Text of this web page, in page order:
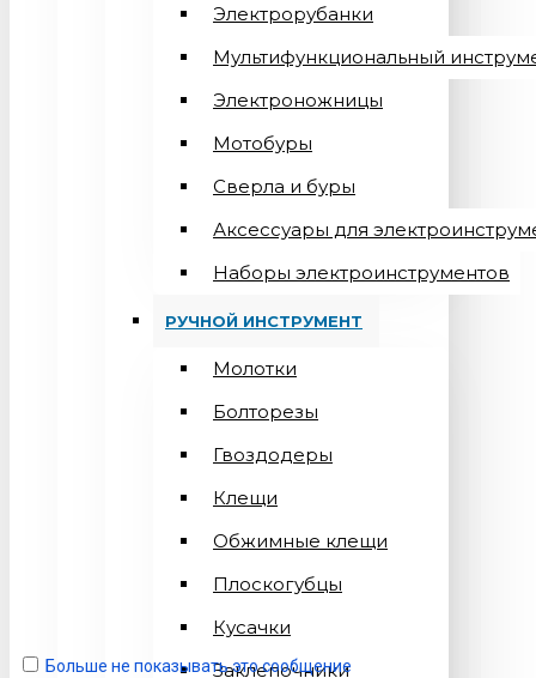
Электрорубанки
Мультифункциональный
Электроножницы
Мотобуры
Сверла и буры
Аксессуары для
Наборы электроинструментов
РУЧНОЙ ИНСТРУМЕНТ
Молотки
Болторезы
Гвоздодеры
Клещи
Обжимные клещи
Плоскогубцы
Кусачки
Заклепочники
Больше не показывать это сообщение